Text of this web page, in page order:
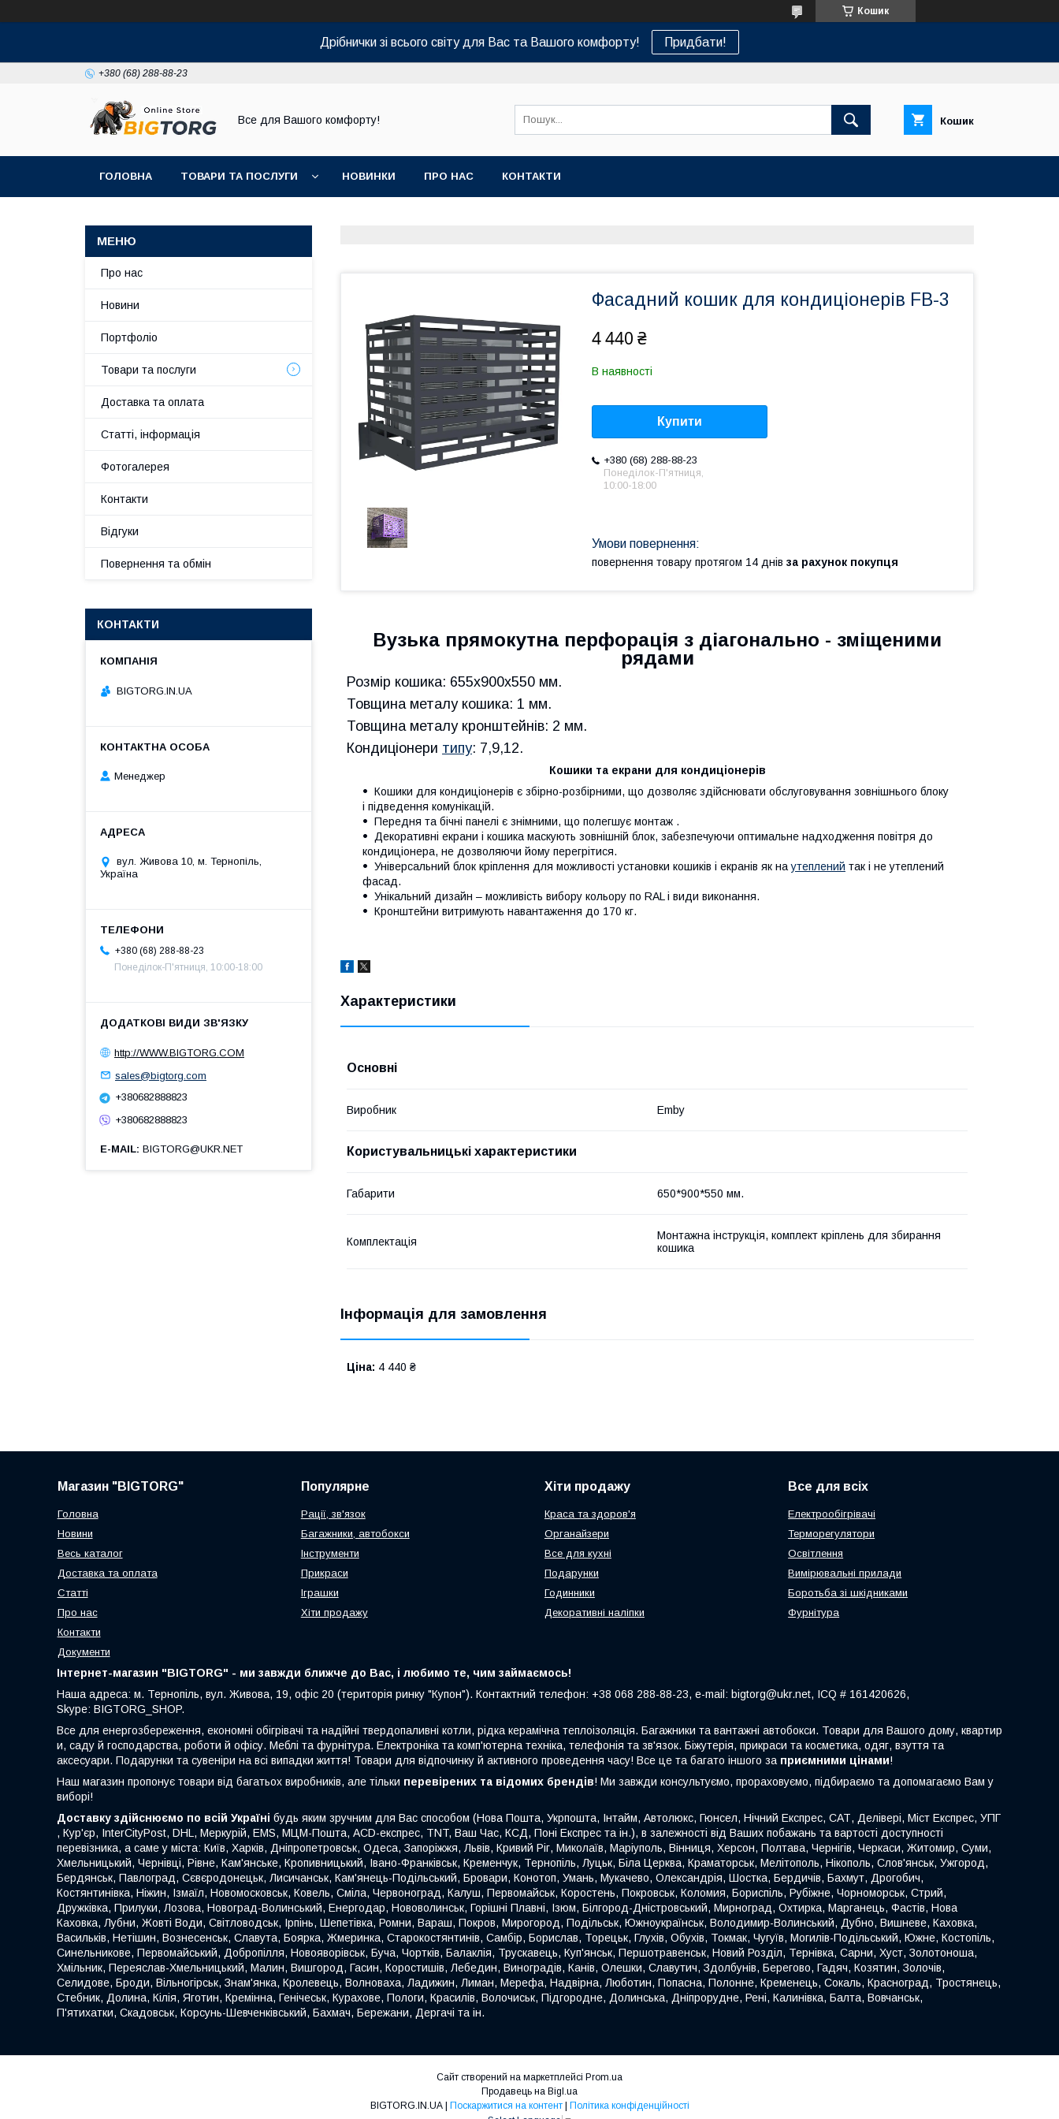
Кошик
Дрібнички зі всього світу для Вас та Вашого комфорту! Придбати!
+380 (68) 288-88-23
Все для Вашого комфорту! Кошик
ГОЛОВНА ТОВАРИ ТА ПОСЛУГИ НОВИНКИ ПРО НАС КОНТАКТИ
Фасадний кошик для кондиціонерів FB-3
4 440 ₴
В наявності
Купити
+380 (68) 288-88-23
Понеділок-П'ятниця,
10:00-18:00
повернення товару протягом 14 днів за рахунок покупця
Вузька прямокутна перфорація з діагонально - зміщеними
рядами
Розмір кошика: 655х900х550 мм.
Товщина металу кошика: 1 мм.
Товщина металу кронштейнів: 2 мм.
Кондиціонери типу: 7,9,12.
Кошики та екрани для кондиціонерів
Кошики для кондиціонерів є збірно-розбірними, що дозволяє здійснювати обслуговування зовнішнього блоку
і підведення комунікацій.
Передня та бічні панелі є знімними, що полегшує монтаж .
Декоративні екрани і кошика маскують зовнішній блок, забезпечуючи оптимальне надходження повітря до
кондиціонера, не дозволяючи йому перегрітися.
Універсальний блок кріплення для можливості установки кошиків і екранів як наутеплений так і не утеплений
фасад.
Унікальний дизайн – можливість вибору кольору по RAL і види виконання.
Кронштейни витримують навантаження до 170 кг.
Характеристики
Основні
Виробник Emby
Користувальницькі характеристики
Габарити 650*900*550 мм.
Комплектація
Монтажна інструкція, комплект кріплень для збирання
кошика
Інформація для замовлення
Ціна: 4 440 ₴
Про нас
Новини
Портфоліо
Товари та послуги
Доставка та оплата
Статті, інформація
Фотогалерея
Контакти
Відгуки
Повернення та обмін
КОНТАКТИ
BIGTORG.IN.UA
Менеджер
вул. Живова 10, м. Тернопіль,
Україна
+380 (68) 288-88-23
Понеділок-П'ятниця, 10:00-18:00
http://WWW.BIGTORG.COM
sales@bigtorg.com
+380682888823
+380682888823
E-MAIL BIGTORG@UKR.NET
Магазин "BIGTORG"
Головна
Новини
Весь каталог
Доставка та оплата
Статті
Про нас
Контакти
Документи
Популярне
Рації, зв'язок
Багажники, автобокси
Інструменти
Прикраси
Іграшки
Хіти продажу
Хіти продажу
Краса та здоров'я
Органайзери
Все для кухні
Подарунки
Годинники
Декоративні наліпки
Все для всіх
Електрообігрівачі
Терморегулятори
Освітлення
Вимірювальні прилади
Боротьба зі шкідниками
Фурнітура
Інтернет-магазин "BIGTORG" - ми завжди ближче до Вас, і любимо те, чим займаємось!
Наша адреса: м. Тернопіль, вул. Живова, 19, офіс 20 (територія ринку "Купон"). Контактний телефон: +38 068 288-88-23, e-mail: bigtorg@ukr.net, ICQ # 161420626,
Skype: BIGTORG_SHOP.
Все для енергозбереження, економні обігрівачі та надійні твердопаливні котли, рідка керамічна теплоізоляція. Багажники та вантажні автобокси. Товари для Вашого дому, квартир
и, саду й господарства, роботи й офісу. Меблі та фурнітура. Електроніка та комп'ютерна техніка, телефонія та зв'язок. Біжутерія, прикраси та косметика, одяг, взуття та
аксесуари. Подарунки та сувеніри на всі випадки життя! Товари для відпочинку й активного проведення часу! Все це та багато іншого за приємними цінами!
Наш магазин пропонує товари від багатьох виробників, але тільки перевірених та відомих брендів! Ми завжди консультуємо, прораховуємо, підбираємо та допомагаємо Вам у
виборі!
Доставку здійснюємо по всій Україні будь яким зручним для Вас способом (Нова Пошта, Укрпошта, Інтайм, Автолюкс, Гюнсел, Нічний Експрес, САТ, Делівері, Міст Експрес, УПГ
, Кур'єр, InterCityPost, DHL, Меркурій, EMS, МЦМ-Пошта, ACD-експрес, TNT, Ваш Час, КСД, Поні Експрес та ін.), в залежності від Ваших побажань та вартості доступності
перевізника, а саме у міста: Київ, Харків, Дніпропетровськ, Одеса, Запоріжжя, Львів, Кривий Ріг, Миколаїв, Маріуполь, Вінниця, Херсон, Полтава, Чернігів, Черкаси, Житомир, Суми,
Хмельницький, Чернівці, Рівне, Кам'янське, Кропивницький, Івано-Франківськ, Кременчук, Тернопіль, Луцьк, Біла Церква, Краматорськ, Мелітополь, Нікополь, Слов'янськ, Ужгород,
Бердянськ, Павлоград, Сєвєродонецьк, Лисичанськ, Кам'янець-Подільський, Бровари, Конотоп, Умань, Мукачево, Олександрія, Шостка, Бердичів, Бахмут, Дрогобич,
Костянтинівка, Ніжин, Ізмаїл, Новомосковськ, Ковель, Сміла, Червоноград, Калуш, Первомайськ, Коростень, Покровськ, Коломия, Бориспіль, Рубіжне, Чорноморськ, Стрий,
Дружківка, Прилуки, Лозова, Новоград-Волинський, Енергодар, Нововолинськ, Горішні Плавні, Ізюм, Білгород-Дністровський, Мирноград, Охтирка, Марганець, Фастів, Нова
Каховка, Лубни, Жовті Води, Світловодськ, Ірпінь, Шепетівка, Ромни, Вараш, Покров, Мирогород, Подільськ, Южноукраїнськ, Володимир-Волинський, Дубно, Вишневе, Каховка,
Васильків, Нетішин, Вознесенськ, Славута, Боярка, Жмеринка, Старокостянтинів, Самбір, Борислав, Торецьк, Глухів, Обухів, Токмак, Чугуїв, Могилів-Подільський, Южне, Костопіль,
Синельникове, Первомайський, Добропілля, Новояворівськ, Буча, Чортків, Балаклія, Трускавець, Куп'янськ, Першотравенськ, Новий Розділ, Тернівка, Сарни, Хуст, Золотоноша,
Хмільник, Переяслав-Хмельницький, Малин, Вишгород, Гасин, Коростишів, Лебедин, Виноградів, Канів, Олешки, Славутич, Здолбунів, Берегово, Гадяч, Козятин, Золочів,
Селидове, Броди, Вільногірськ, Знам'янка, Кролевець, Волноваха, Ладижин, Лиман, Мерефа, Надвірна, Люботин, Попасна, Полонне, Кременець, Сокаль, Красноград, Тростянець,
Стебник, Долина, Кілія, Яготин, Кремінна, Генічеськ, Курахове, Пологи, Красилів, Волочиськ, Підгородне, Долинська, Дніпрорудне, Рені, Калинівка, Балта, Вовчанськ,
П'ятихатки, Скадовськ, Корсунь-Шевченківський, Бахмач, Бережани, Дергачі та ін.
Сайт створений на маркетплейсі Prom.ua
Продавець на Bigl.ua
BIGTORG.IN.UA | Поскаржитися на контент | Політика конфіденційності